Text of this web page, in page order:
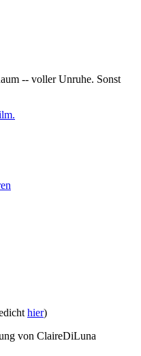
-- voller Unruhe. Sonst
hier)
von ClaireDiLuna